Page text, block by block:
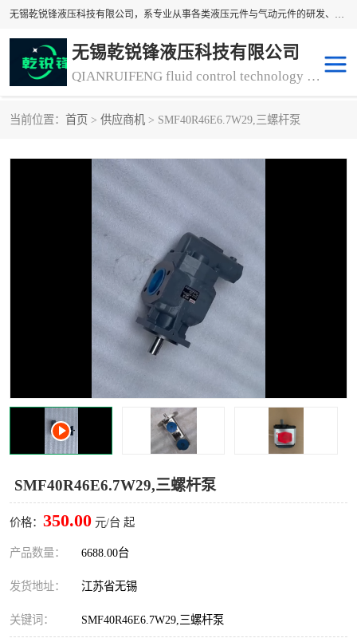
无锡乾锐锋液压科技有限公司，系专业从事各类液压元件与气动元件的研发、生产和销售业务为一体的生产型齿轮泵厂家、液压齿轮泵厂家。主要生产销售风冷式冷却器、液压油风冷却器，冷却器厂家直销、齿轮泵型号、齿轮泵厂家排名详情可来电咨询！
无锡乾锐锋液压科技有限公司
QIANRUIFENG fluid control technology co. LTD
当前位置： 首页 > 供应商机 > SMF40R46E6.7W29,三螺杆泵
SMF40R46E6.7W29,三螺杆泵
价格： 350.00 元/台 起
产品数量： 6688.00台
发货地址： 江苏省无锡
关键词： SMF40R46E6.7W29,三螺杆泵
冷却器厂家直销
离合器、制动器